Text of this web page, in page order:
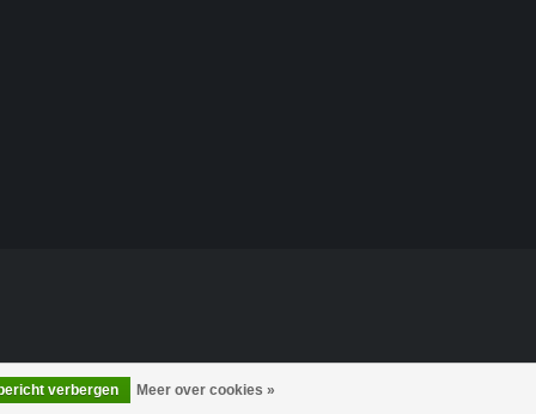
verbergen Meer over cookies »